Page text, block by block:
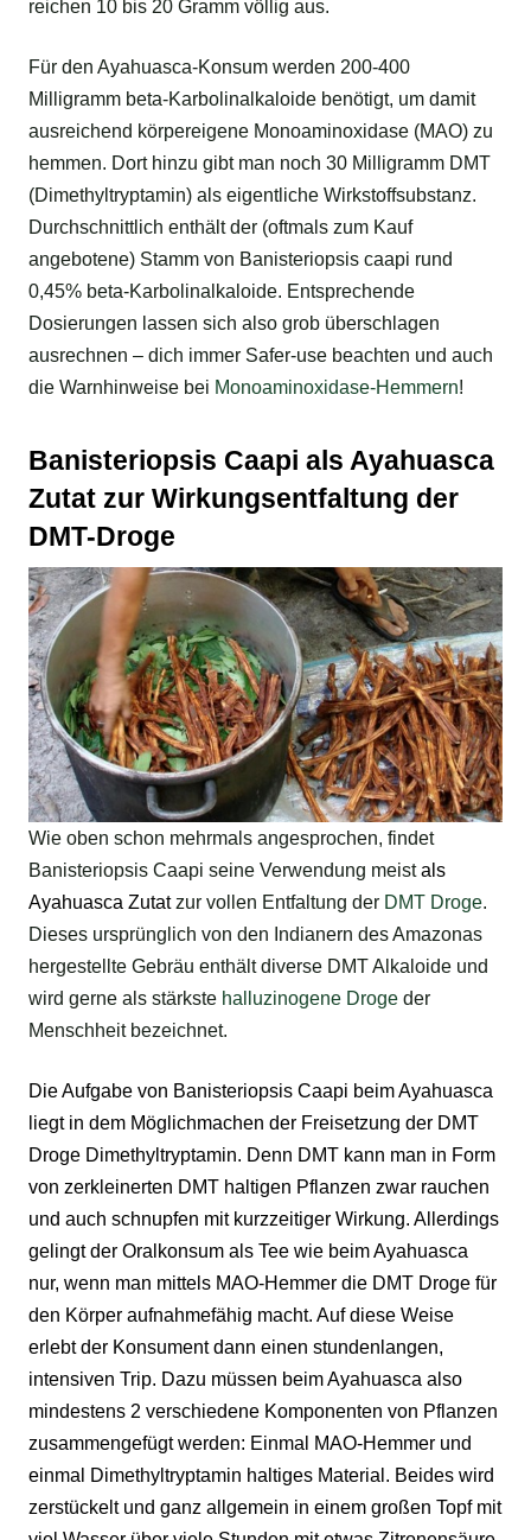
reichen 10 bis 20 Gramm völlig aus.
Für den Ayahuasca-Konsum werden 200-400
Milligramm beta-Karbolinalkaloide benötigt, um damit
ausreichend körpereigene Monoaminoxidase (MAO) zu
hemmen. Dort hinzu gibt man noch 30 Milligramm DMT
(Dimethyltryptamin) als eigentliche Wirkstoffsubstanz.
Durchschnittlich enthält der (oftmals zum Kauf
angebotene) Stamm von Banisteriopsis caapi rund
0,45% beta-Karbolinalkaloide. Entsprechende
Dosierungen lassen sich also grob überschlagen
ausrechnen – dich immer Safer-use beachten und auch
die Warnhinweise bei Monoaminoxidase-Hemmern!
Banisteriopsis Caapi als Ayahuasca
Zutat zur Wirkungsentfaltung der
DMT-Droge
Wie oben schon mehrmals angesprochen, findet
Banisteriopsis Caapi seine Verwendung meistals
Ayahuasca Zutat zur vollen Entfaltung der DMT Droge.
Dieses ursprünglich von den Indianern des Amazonas
hergestellte Gebräu enthält diverse DMT Alkaloide und
wird gerne als stärkste halluzinogene Droge der
Menschheit bezeichnet.
Die Aufgabe von Banisteriopsis Caapi beimAyahuasca
liegt in dem Möglichmachen der Freisetzung der DMT
Droge Dimethyltryptamin. Denn DMT kann man in Form
von zerkleinerten DMT haltigen Pflanzen zwar rauchen
und auch schnupfen mit kurzzeitiger Wirkung. Allerdings
gelingt der Oralkonsum als Tee wie beim Ayahuasca
nur, wenn man mittels MAO-Hemmer die DMT Droge für
den Körper aufnahmefähig macht. Auf diese Weise
erlebt der Konsument dann einen stundenlangen,
intensiven Trip. Dazu müssen beim Ayahuasca also
mindestens 2 verschiedene Komponenten von Pflanzen
zusammengefügt werden: Einmal MAO-Hemmer und
einmal Dimethyltryptamin haltiges Material. Beides wird
zerstückelt und ganz allgemein in einem großen Topf mit